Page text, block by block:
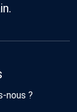
nous ?